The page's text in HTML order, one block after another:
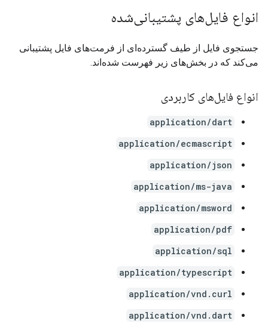
انواع فایل‌های پشتیبانی‌شده
جستجوی فایل از طیف گسترده‌ای از فرمت‌های فایل پشتیبانی
می‌کند که در بخش‌های زیر فهرست شده‌اند.
انواع فایل‌های کاربردی
application/dart
application/ecmascript
application/json
application/ms-java
application/msword
application/pdf
application/sql
application/typescript
application/vnd.curl
application/vnd.dart